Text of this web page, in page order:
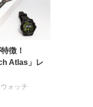
徴！
Atlas」レ
ォッチ